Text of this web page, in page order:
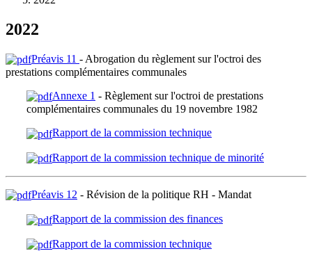
2022
Préavis 11 - Abrogation du règlement sur l'octroi des
prestations complémentaires communales
Annexe 1 - Règlement sur l'octroi de prestations
complémentaires communales du 19 novembre 1982
Rapport de la commission technique
Rapport de la commission technique de minorité
Préavis 12 - Révision de la politique RH - Mandat
Rapport de la commission des finances
Rapport de la commission technique